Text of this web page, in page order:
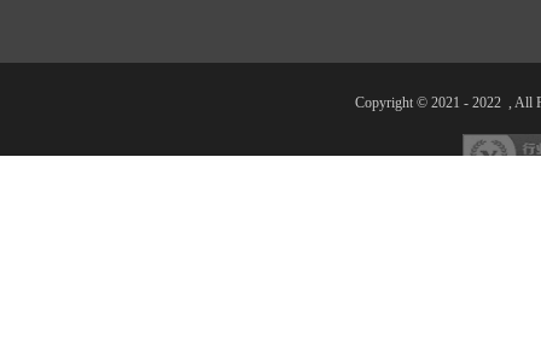
Copyright © 2021 - 2022 ,